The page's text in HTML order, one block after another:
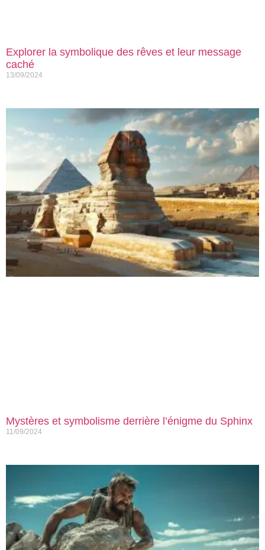
Explorer la symbolique des rêves et leur message
caché
13/09/2024
Mystères et symbolisme derrière l’énigme du Sphinx
11/09/2024